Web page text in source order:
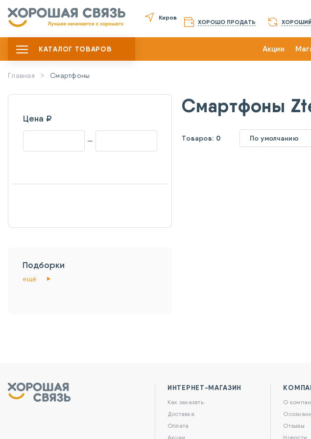
Киров
ХОРОШО ПРОДАТЬ
КАТАЛОГ ТОВАРОВ Акции
Главная Смартфоны
Цена ₽
Подборки
ещё
Смартфоны
Товаров: 0 По умолчанию
ИНТЕРНЕТ-МАГАЗИН
Как заказать
Доставка
Оплата
Акции
О
Отзывы
Новости